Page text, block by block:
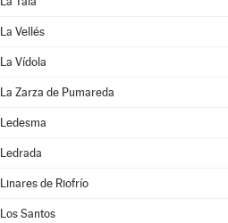
La Vellés
La Vídola
La Zarza de Pumareda
Ledesma
Ledrada
Linares de Riofrío
Los Santos